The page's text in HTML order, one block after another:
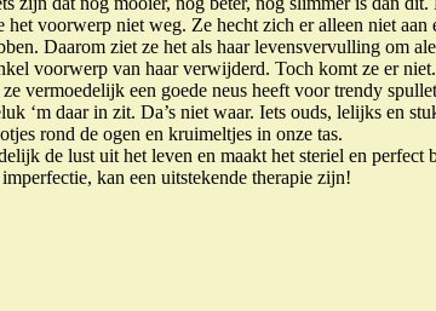
het voorwerp niet weg. Ze hecht zich er alleen niet
Daarom ziet ze het als haar levensvervulling om
voorwerp van haar verwijderd. Toch komt ze er
ze vermoedelijk een goede neus heeft voor trendy
‘m daar in zit. Da’s niet waar. Iets ouds, lelijks en
rond de ogen en kruimeltjes in onze tas.
de lust uit het leven en maakt het steriel en perfect
kan een uitstekende therapie zijn!